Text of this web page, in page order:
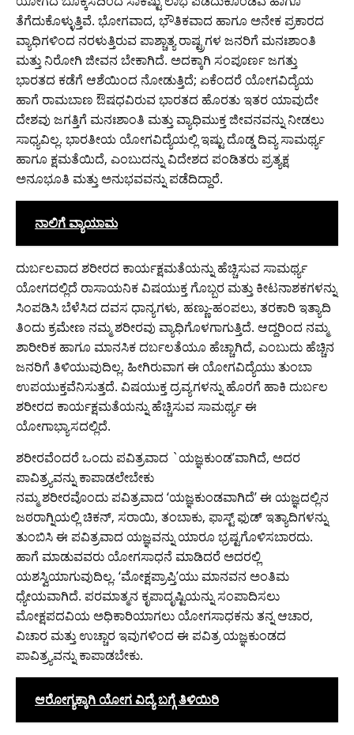
ತೆಗೆದುಕೊಳ್ಳುತ್ತಿವೆ. ಭೋಗವಾದ, ಭೌತಿಕವಾದ ಹಾಗೂ ಅನೇಕ ಪ್ರಕಾರದ
ವ್ಯಾಧಿಗಳಿಂದ ನರಳುತ್ತಿರುವ ಪಾಶ್ಚಾತ್ಯ ರಾಷ್ಟ್ರಗಳ ಜನರಿಗೆ ಮನಃಶಾಂತಿ
ಮತ್ತು ನಿರೋಗಿ ಜೀವನ ಬೇಕಾಗಿದೆ. ಅದಕ್ಕಾಗಿ ಸಂಪೂರ್ಣ ಜಗತ್ತು
ಭಾರತದ ಕಡೆಗೆ ಆಶೆಯಿಂದ ನೋಡುತ್ತಿದೆ; ಏಕೆಂದರೆ ಯೋಗವಿದ್ಯೆಯ
ಹಾಗೆ ರಾಮಬಾಣ ಔಷಧವಿರುವ ಭಾರತದ ಹೊರತು ಇತರ ಯಾವುದೇ
ದೇಶವು ಜಗತ್ತಿಗೆ ಮನಃಶಾಂತಿ ಮತ್ತು ವ್ಯಾಧಿಮುಕ್ತ ಜೀವನವನ್ನು ನೀಡಲು
ಸಾಧ್ಯವಿಲ್ಲ. ಭಾರತೀಯ ಯೋಗವಿದ್ಯೆಯಲ್ಲಿ ಇಷ್ಟು ದೊಡ್ಡ ದಿವ್ಯ ಸಾಮರ್ಥ್ಯ
ಹಾಗೂ ಕ್ಷಮತೆಯಿದೆ, ಎಂಬುದನ್ನು ವಿದೇಶದ ಪಂಡಿತರು ಪ್ರತ್ಯಕ್ಷ
ಅನೂಭೂತಿ ಮತ್ತು ಅನುಭವವನ್ನು ಪಡೆದಿದ್ದಾರೆ.
ನಾಲಿಗೆ ವ್ಯಾಯಾಮ
ದುರ್ಬಲವಾದ ಶರೀರದ ಕಾರ್ಯಕ್ಷಮತೆಯನ್ನು ಹೆಚ್ಚಿಸುವ ಸಾಮರ್ಥ್ಯ
ಯೋಗದಲ್ಲಿದೆ ರಾಸಾಯನಿಕ ವಿಷಯುಕ್ತ ಗೊಬ್ಬರ ಮತ್ತು ಕೀಟನಾಶಕಗಳನ್ನು
ಸಿಂಪಡಿಸಿ ಬೆಳೆಸಿದ ದವಸ ಧಾನ್ಯಗಳು, ಹಣ್ಣು-ಹಂಪಲು, ತರಕಾರಿ ಇತ್ಯಾದಿ
ತಿಂದು ಕ್ರಮೇಣ ನಮ್ಮ ಶರೀರವು ವ್ಯಾಧಿಗೊಳಗಾಗುತ್ತಿದೆ. ಆದ್ದರಿಂದ ನಮ್ಮ
ಶಾರೀರಿಕ ಹಾಗೂ ಮಾನಸಿಕ ದರ್ಬಲತೆಯೂ ಹೆಚ್ಚಾಗಿದೆ, ಎಂಬುದು ಹೆಚ್ಚಿನ
ಜನರಿಗೆ ತಿಳಿಯುವುದಿಲ್ಲ. ಹೀಗಿರುವಾಗ ಈ ಯೋಗವಿದ್ಯೆಯು ತುಂಬಾ
ಉಪಯುಕ್ತವೆನಿಸುತ್ತದೆ. ವಿಷಯುಕ್ತ ದ್ರವ್ಯಗಳನ್ನು ಹೊರಗೆ ಹಾಕಿ ದುರ್ಬಲ
ಶರೀರದ ಕಾರ್ಯಕ್ಷಮತೆಯನ್ನು ಹೆಚ್ಚಿಸುವ ಸಾಮರ್ಥ್ಯ ಈ
ಯೋಗಾಭ್ಯಾಸದಲ್ಲಿದೆ.
ಶರೀರವೆಂದರೆ ಒಂದು ಪವಿತ್ರವಾದ `ಯಜ್ಞಕುಂಡ’ವಾಗಿದೆ, ಅದರ
ಪಾವಿತ್ರ್ಯವನ್ನು ಕಾಪಾಡಲೇಬೇಕು
ನಮ್ಮ ಶರೀರವೊಂದು ಪವಿತ್ರವಾದ ‘ಯಜ್ಞಕುಂಡವಾಗಿದೆ’ ಈ ಯಜ್ಞದಲ್ಲಿನ
ಜಠರಾಗ್ನಿಯಲ್ಲಿ ಚಿಕನ್, ಸರಾಯಿ, ತಂಬಾಕು, ಫಾಸ್ಟ್ ಫುಡ್ ಇತ್ಯಾದಿಗಳನ್ನು
ತುಂಬಿಸಿ ಈ ಪವಿತ್ರವಾದ ಯಜ್ಞವನ್ನು ಯಾರೂ ಭ್ರಷ್ಟಗೊಳಿಸಬಾರದು.
ಹಾಗೆ ಮಾಡುವವರು ಯೋಗಸಾಧನೆ ಮಾಡಿದರೆ ಅದರಲ್ಲಿ
ಯಶಸ್ವಿಯಾಗುವುದಿಲ್ಲ. ‘ಮೋಕ್ಷಪ್ರಾಪ್ತಿ’ಯು ಮಾನವನ ಅಂತಿಮ
ಧ್ಯೇಯವಾಗಿದೆ. ಪರಮಾತ್ಮನ ಕೃಪಾದೃಷ್ಟಿಯನ್ನು ಸಂಪಾದಿಸಲು
ಮೋಕ್ಷಪದವಿಯ ಅಧಿಕಾರಿಯಾಗಲು ಯೋಗಸಾಧಕನು ತನ್ನ ಆಚಾರ,
ವಿಚಾರ ಮತ್ತು ಉಚ್ಚಾರ ಇವುಗಳಿಂದ ಈ ಪವಿತ್ರ ಯಜ್ಞಕುಂಡದ
ಪಾವಿತ್ರ್ಯವನ್ನು ಕಾಪಾಡಬೇಕು.
ಆರೋಗ್ಯಕ್ಕಾಗಿ ಯೋಗ ವಿದ್ಯೆ ಬಗ್ಗೆ ತಿಳಿಯಿರಿ